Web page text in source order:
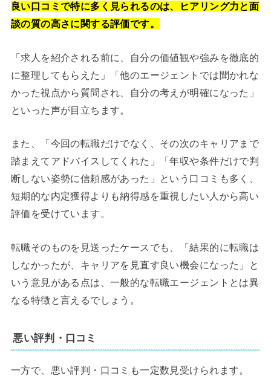
良い口コミで特に多く見られるのは、ヒアリング力と面
談の質の高さに関する評価です。
「求人を紹介される前に、自分の価値観や強みを徹底的
に整理してもらえた」「他のエージェントでは聞かれな
かった視点から質問され、自分の考えが明確になった」
といった声が目立ちます。
また、「今回の転職だけでなく、その次のキャリアまで
踏まえてアドバイスしてくれた」「年収や条件だけで判
断しない姿勢に信頼感があった」という口コミも多く、
短期的な内定獲得よりも納得感を重視したい人から高い
評価を受けています。
転職そのものを見送ったケースでも、「結果的に転職は
しなかったが、キャリアを見直す良い機会になった」と
いう意見がある点は、一般的な転職エージェントとは異
なる特徴と言えるでしょう。
悪い評判・口コミ
一方で、悪い評判・口コミも一定数見受けられます。